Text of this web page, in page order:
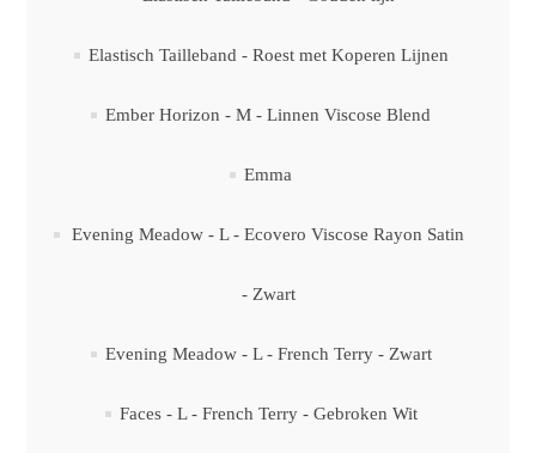
Elastisch Tailleband - Roest met Koperen Lijnen
Ember Horizon - M - Linnen Viscose Blend
Emma
Evening Meadow - L - Ecovero Viscose Rayon Satin
- Zwart
Evening Meadow - L - French Terry - Zwart
Faces - L - French Terry - Gebroken Wit